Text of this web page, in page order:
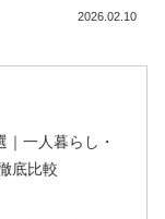
2026.02.10
｜一人暮らし・
底比較